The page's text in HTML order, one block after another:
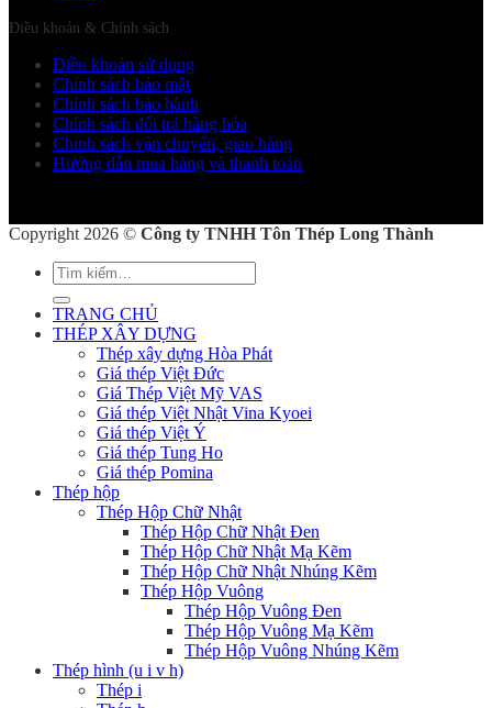
Điều khoản & Chính sách
Điều khoản sử dụng
Chính sách bảo mật
Chính sách bảo hành
Chính sách đổi trả hàng hóa
Chính sách vận chuyển, giao hàng
Hướng dẫn mua hàng và thanh toán
Copyright 2026 © Công ty TNHH Tôn Thép Long Thành
Tìm
kiếm:
TRANG CHỦ
THÉP XÂY DỰNG
Thép xây dựng Hòa Phát
Giá thép Việt Đức
Giá Thép Việt Mỹ VAS
Giá thép Việt Nhật Vina Kyoei
Giá thép Việt Ý
Giá thép Tung Ho
Giá thép Pomina
Thép hộp
Thép Hộp Chữ Nhật
Thép Hộp Chữ Nhật Đen
Thép Hộp Chữ Nhật Mạ Kẽm
Thép Hộp Chữ Nhật Nhúng Kẽm
Thép Hộp Vuông
Thép Hộp Vuông Đen
Thép Hộp Vuông Mạ Kẽm
Thép Hộp Vuông Nhúng Kẽm
Thép hình (u i v h)
Thép i